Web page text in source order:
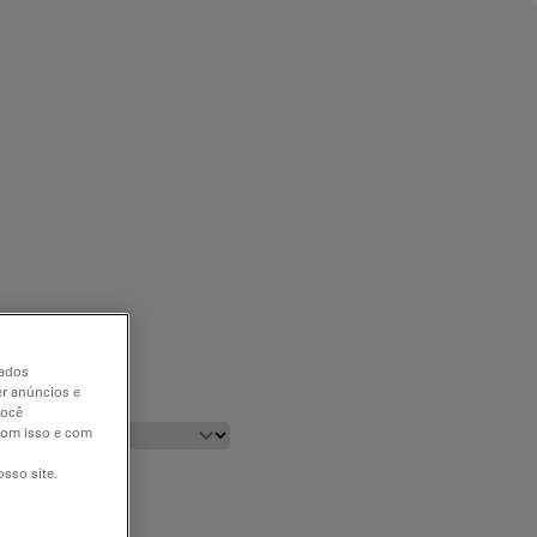
anúncios e
isso e com
site.